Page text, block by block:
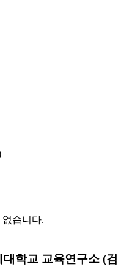
없습니다.
대학교 교육연구소 (검